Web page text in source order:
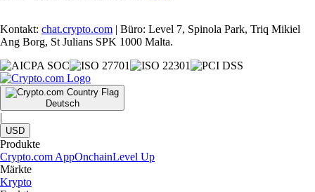
Kontakt: chat.crypto.com | Büro: Level 7, Spinola Park, Triq Mikiel
Ang Borg, St Julians SPK 1000 Malta.
Deutsch
|
USD
Produkte
Crypto.com AppOnchainLevel Up
Märkte
Krypto